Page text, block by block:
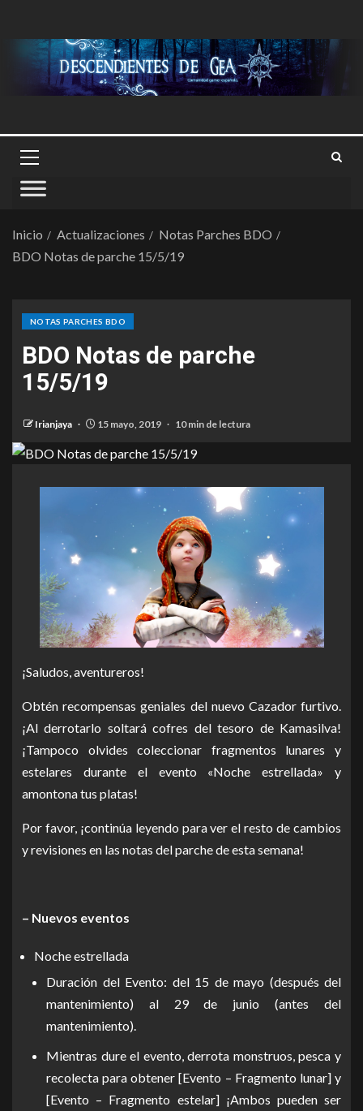
Inicio Actualizaciones
Notas Parches BDO
BDO Notas de parche 15/5/19
NOTAS PARCHES BDO
BDO Notas de parche
15/5/19
Irianjaya 15 mayo, 2019 10 min de lectura
¡Saludos, aventureros!
Obtén recompensas geniales del nuevo Cazador furtivo.
¡Al derrotarlo soltará cofres del tesoro de Kamasilva!
¡Tampoco olvides coleccionar fragmentos lunares y
estelares durante el evento «Noche estrellada» y
amontona tus platas!
Por favor, ¡continúa leyendo para ver el resto de cambios
y revisiones en las notas del parche de esta semana!
– Nuevos eventos
Noche estrellada
Duración del Evento: del 15 de mayo (después del
mantenimiento) al 29 de junio (antes del
mantenimiento).
Mientras dure el evento, derrota monstruos, pesca y
recolecta para obtener [Evento – Fragmento lunar] y
[Evento – Fragmento estelar] ¡Ambos pueden ser